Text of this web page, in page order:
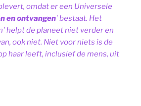
omdat er een Universele
en ontvangen' bestaat. Het
helpt de planeet niet verder en
ook niet. Niet voor niets is de
haar leeft, inclusief de mens, uit